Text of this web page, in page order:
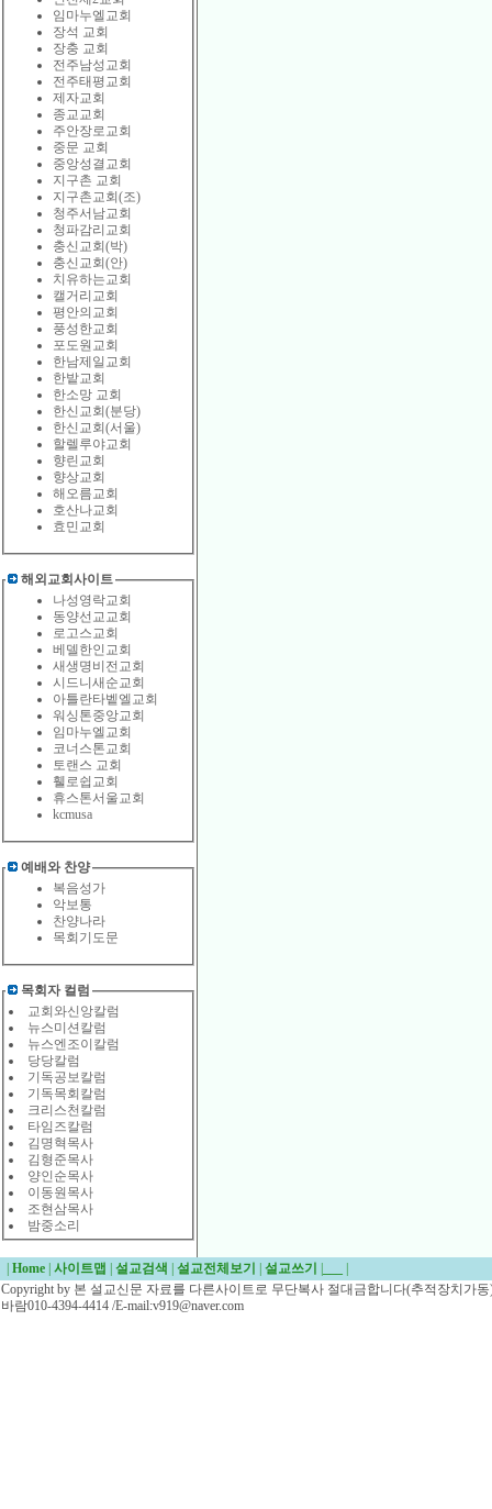
임마누엘교회
장석 교회
장충 교회
전주남성교회
전주태평교회
제자교회
종교교회
주안장로교회
중문 교회
중앙성결교회
지구촌 교회
지구촌교회(조)
청주서남교회
청파감리교회
충신교회(박)
충신교회(안)
치유하는교회
캘거리교회
평안의교회
풍성한교회
포도원교회
한남제일교회
한밭교회
한소망 교회
한신교회(분당)
한신교회(서울)
할렐루야교회
향린교회
향상교회
해오름교회
호산나교회
효민교회
해외교회사이트
나성영락교회
동양선교교회
로고스교회
베델한인교회
새생명비전교회
시드니새순교회
아틀란타벹엘교회
워싱톤중앙교회
임마누엘교회
코너스톤교회
토랜스 교회
휄로쉽교회
휴스톤서울교회
kcmusa
예배와 찬양
복음성가
악보통
찬양나라
목회기도문
목회자 컬럼
교회와신앙칼럼
뉴스미션칼럼
뉴스엔조이칼럼
당당칼럼
기독공보칼럼
기독목회칼럼
크리스천칼럼
타임즈칼럼
김명혁목사
김형준목사
양인순목사
이동원목사
조현삼목사
밤중소리
Home 사이트맵 설교검색 설교전체보기 설교쓰기
Copyright by 본 설교신문 자료를 다른사이트로 무단복사 절대금합니다(추적장치가
바람010-4394-4414 /E-mail:v919@naver.com